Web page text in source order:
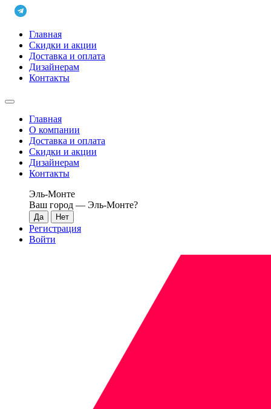
Главная
Скидки и акции
Доставка и оплата
Дизайнерам
Контакты
Главная
О компании
Доставка и оплата
Скидки и акции
Дизайнерам
Контакты
Эль-Монте
Ваш город — Эль-Монте?
Регистрация
Войти